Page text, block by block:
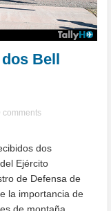
Bell
comments
dos
Ejército
de Defensa de
la importancia de